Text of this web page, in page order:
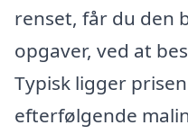
renset, får du den
opgaver, ved at
Typisk ligger
efterfølgende